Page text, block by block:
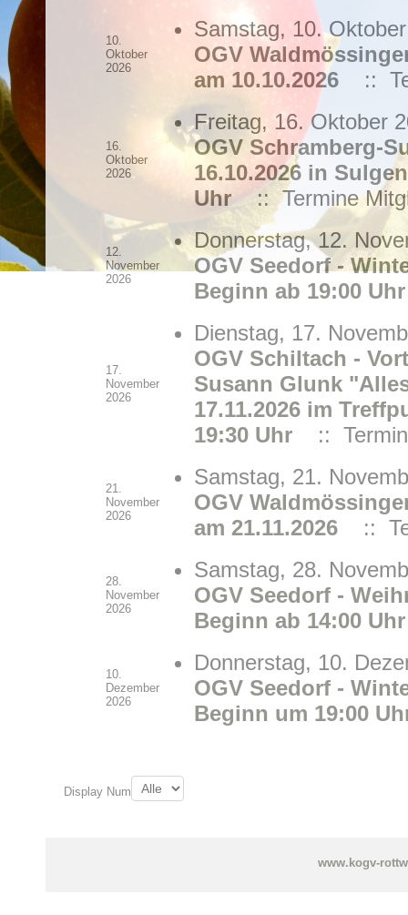
10.
Oktober
2026
Samstag, 10.
OGV
am 10.10.2026
::
16.
Oktober
2026
Freitag, 16. Oktober
OGV Schramberg-
16.10.2026 in
Uhr :: Termine
12.
November
2026
Donnerstag, 12.
OGV Seedorf -
Beginn ab 19:00 Uhr
17.
November
2026
Dienstag, 17.
OGV Schiltach -
Susann Glunk
17.11.2026 im
19:30 Uhr
::
21.
November
2026
Samstag, 21.
OGV
am 21.11.2026
::
28.
November
2026
Samstag, 28.
OGV Seedorf -
Beginn ab 14:00 Uhr
10.
Dezember
2026
Donnerstag, 10.
OGV Seedorf -
Beginn um 19:00
Limite der Paginierungsliste
Display Num
www.kogv-